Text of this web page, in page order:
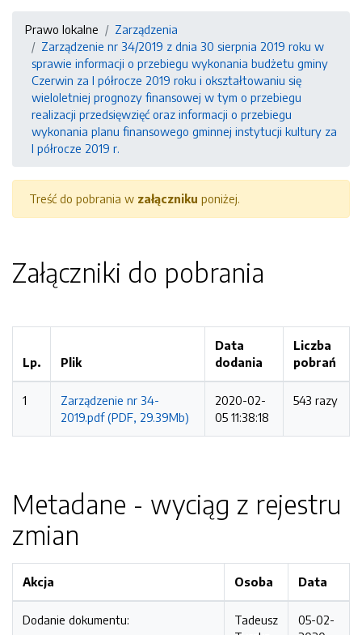
Prawo lokalne
Zarządzenia
Zarządzenie nr 34/2019 z dnia 30 sierpnia 2019 roku w
sprawie informacji o przebiegu wykonania budżetu gminy
Czerwin za I półrocze 2019 roku i okształtowaniu się
wieloletniej prognozy finansowej w tym o przebiegu
realizacji przedsięwzięć oraz informacji o przebiegu
wykonania planu finansowego gminnej instytucji kultury za
I półrocze 2019 r.
Treść do pobrania w załączniku poniżej.
Załączniki do pobrania
Lp. Plik
Data
dodania
Liczba
pobrań
1
Zarządzenie nr 34-
2019.pdf (PDF, 29.39Mb)
2020-02-
05 11:38:18
543 razy
Metadane - wyciąg z rejestru
zmian
Akcja Osoba Data
Dodanie dokumentu:
Tadeusz
05-02-